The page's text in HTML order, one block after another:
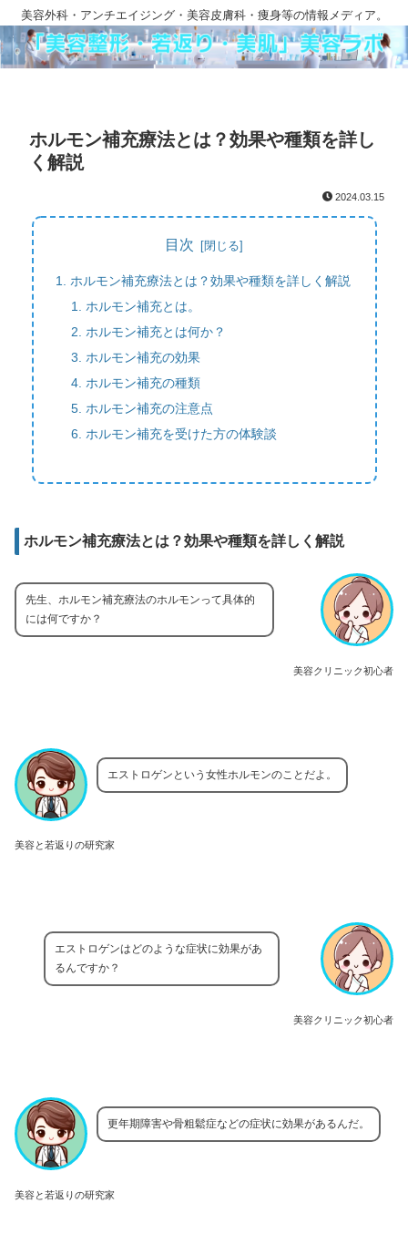
美容外科・アンチエイジング・美容皮膚科・痩身等の情報メディア。
ホルモン補充療法とは？効果や種類を詳し
く解説
2024.03.15
目次
ホルモン補充療法とは？効果や種類を詳しく解説
ホルモン補充とは。
ホルモン補充とは何か？
ホルモン補充の効果
ホルモン補充の種類
ホルモン補充の注意点
ホルモン補充を受けた方の体験談
ホルモン補充療法とは？効果や種類を詳しく解説
美容クリニック初心者
先生、ホルモン補充療法のホルモンって具体的
には何ですか？
美容と若返りの研究家
エストロゲンという女性ホルモンのことだよ。
美容クリニック初心者
エストロゲンはどのような症状に効果があ
るんですか？
美容と若返りの研究家
更年期障害や骨粗鬆症などの症状に効果があるんだ。